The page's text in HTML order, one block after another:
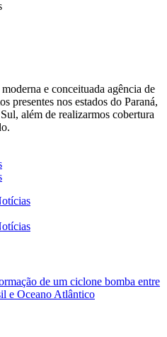
e conceituada agência de
presentes nos estados do Paraná,
além de realizarmos cobertura